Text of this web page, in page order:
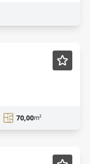
70,00m²